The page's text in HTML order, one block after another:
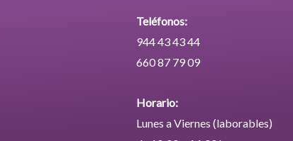
Teléfonos:
944 43 43 44
660 87 79 09
Horario:
Lunes a Viernes (laborables)